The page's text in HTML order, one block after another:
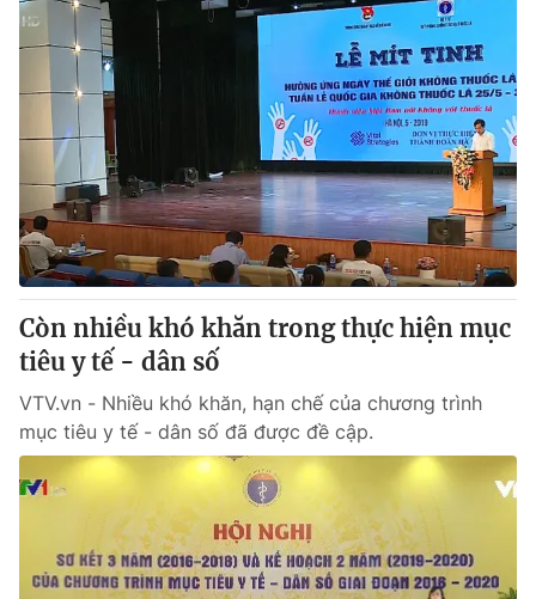
Còn nhiều khó khăn trong thực hiện mục
tiêu y tế - dân số
VTV.vn - Nhiều khó khăn, hạn chế của chương trình
mục tiêu y tế - dân số đã được đề cập.